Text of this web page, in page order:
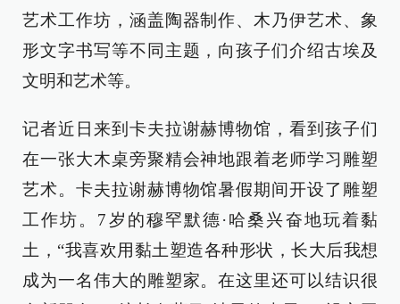
艺术工作坊，涵盖陶器制作、木乃伊艺术、象
形文字书写等不同主题，向孩子们介绍古埃及
文明和艺术等。
记者近日来到卡夫拉谢赫博物馆，看到孩子们
在一张大木桌旁聚精会神地跟着老师学习雕塑
艺术。卡夫拉谢赫博物馆暑假期间开设了雕塑
工作坊。7岁的穆罕默德·哈桑兴奋地玩着黏
土，“我喜欢用黏土塑造各种形状，长大后我想
成为一名伟大的雕塑家。在这里还可以结识很